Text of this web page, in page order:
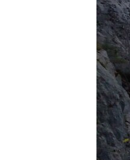
УКРАЇНСЬКА ПРОБЛЕМА КРИМУ